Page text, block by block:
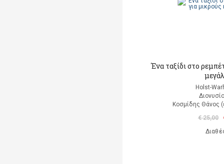
Ένα ταξίδι στο
Holst-
Κοσμίδης Θάνος
€ 25,00